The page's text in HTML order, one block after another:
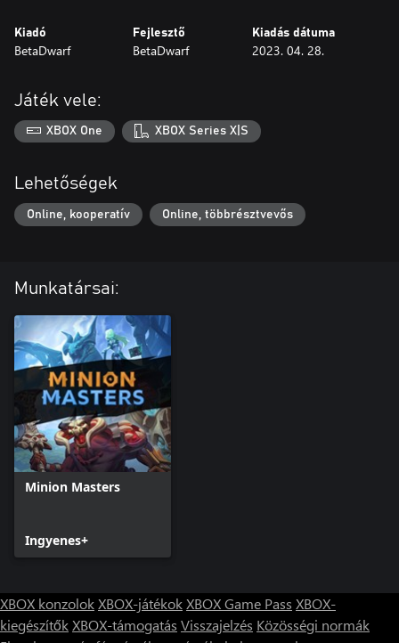
supreme necromancer!
Kiadó
BetaDwarf
Fejlesztő
BetaDwarf
Kiadás dátuma
2023. 04. 28.
Játék vele:
XBOX One XBOX Series X|S
Lehetőségek
Online, kooperatív Online, többrésztvevős
Munkatársai:
Minion Masters
Ingyenes+
XBOX konzolokXBOX-játékokXBOX Game Pass XBOX-
kiegészítőkXBOX-támogatás Visszajelzés Közösségi normák